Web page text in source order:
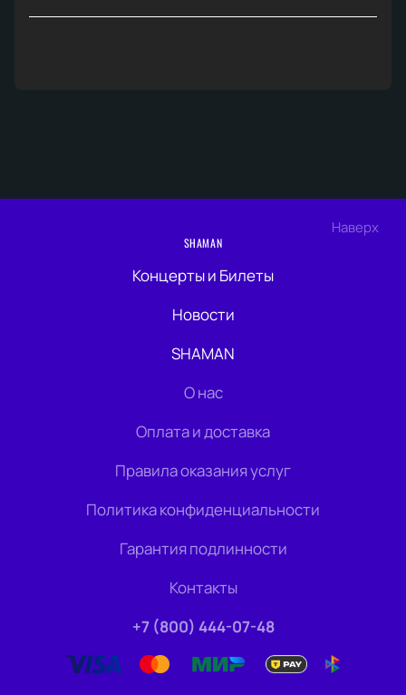
Наверх
SHAMAN
Концерты и Билеты
Новости
SHAMAN
О нас
Оплата и доставка
Правила оказания услуг
Политика конфиденциальности
Гарантия подлинности
Контакты
+7 (800) 444-07-48